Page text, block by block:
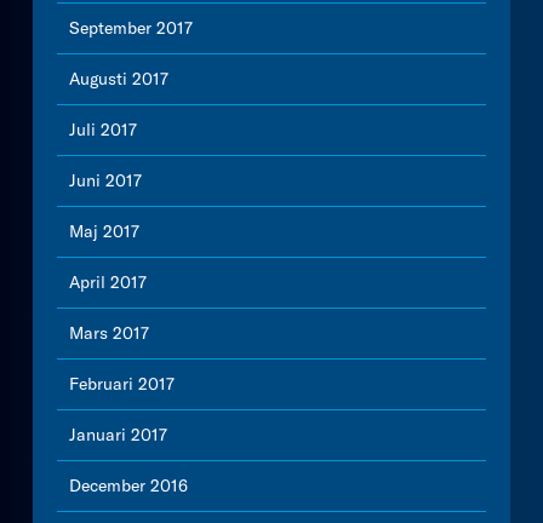
September 2017
Augusti 2017
Juli 2017
Juni 2017
Maj 2017
April 2017
Mars 2017
Februari 2017
Januari 2017
December 2016